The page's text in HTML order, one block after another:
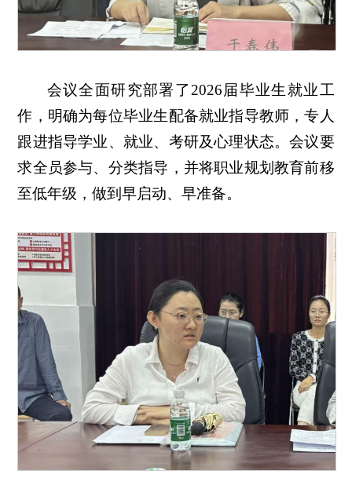
会议全面研究部署了2026届毕业生就业工
作，明确为每位毕业生配备就业指导教师，专人
跟进指导学业、就业、考研及心理状态。会议要
求全员参与、分类指导，并将职业规划教育前移
至低年级，做到早启动、早准备。